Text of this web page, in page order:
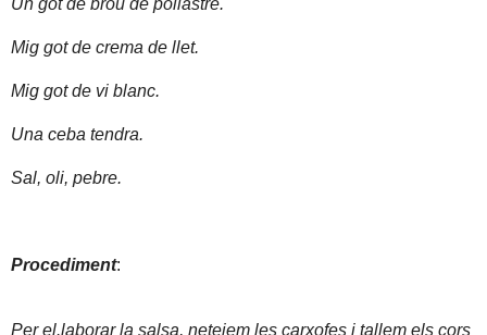
Un got de brou de pollastre.
Mig got de crema de llet.
Mig got de vi blanc.
Una ceba tendra.
Sal, oli, pebre.
Procediment:
Per el.laborar la salsa, netejem les carxofes i tallem els cors